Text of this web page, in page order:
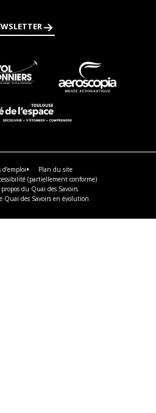
Plan du site
(partiellement conforme)
propos du Quai des Savoirs
Quai des Savoirs en évolution